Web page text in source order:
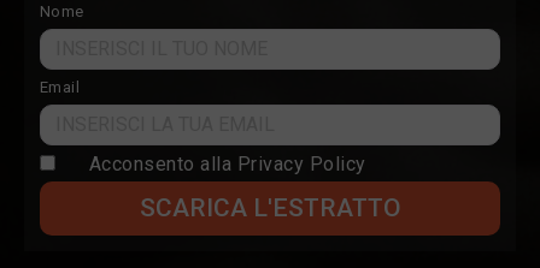
Nome
Email
Acconsento alla Privacy Policy
SCARICA L'ESTRATTO